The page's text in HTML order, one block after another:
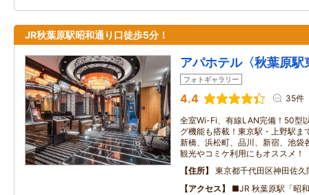
JR秋葉原駅昭和通り口徒歩5分！
アパホテル〈秋葉原駅
フォトギャラリー
4.4 35件
全室Wi-Fi、有線LAN完備！50型
グ機能も搭載！東京駅・上野駅ま
新橋、浜松町、品川、新宿、池袋
観光やコミケ利用にもオススメ！
住所
東京都千代田区神田佐久
アクセス
■JR 秋葉原駅「昭